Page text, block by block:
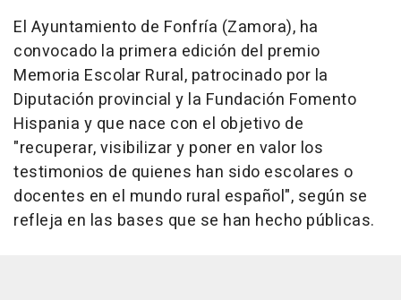
El Ayuntamiento de Fonfría (Zamora), ha
convocado la primera edición del premio
Memoria Escolar Rural, patrocinado por la
Diputación provincial y la Fundación Fomento
Hispania y que nace con el objetivo de
"recuperar, visibilizar y poner en valor los
testimonios de quienes han sido escolares o
docentes en el mundo rural español", según se
refleja en las bases que se han hecho públicas.